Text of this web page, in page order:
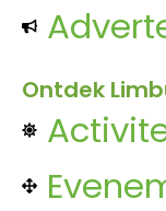
Ontdek